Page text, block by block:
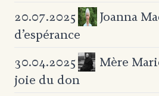
20.07.2025
Joanna
d’espérance
30.04.2025
Mère
joie du don